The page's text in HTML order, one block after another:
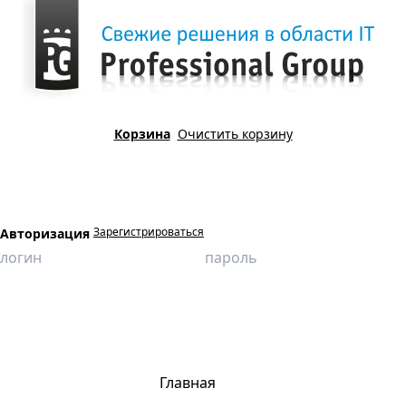
Корзина Очистить корзину
Авторизация Зарегистрироваться
Главная